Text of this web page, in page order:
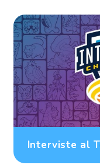
Interviste al